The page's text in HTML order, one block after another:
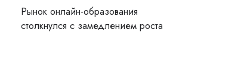
Рынок онлайн-образования
столкнулся с замедлением роста